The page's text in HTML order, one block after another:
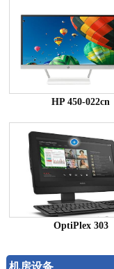
HP 450-022cn
OptiPlex 303
机房设备